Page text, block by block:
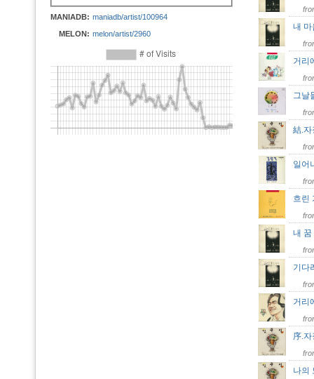
MANIADB: maniadb/artist/100964
MELON: melon/artist/2960
내
거
그
結.
일
흐린
내
기
거
序.
나